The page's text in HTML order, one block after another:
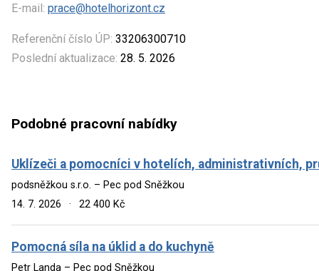
E-mail: prace@hotelhorizont.cz
Referenční číslo ÚP: 33206300710
Poslední aktualizace: 28. 5. 2026
Podobné pracovní nabídky
Uklízeči a pomocníci v hotelích, administrativních,
podsněžkou s.r.o. – Pec pod Sněžkou
14. 7. 2026
· 22 400 Kč
Pomocná síla na úklid a do kuchyně
Petr Landa – Pec pod Sněžkou